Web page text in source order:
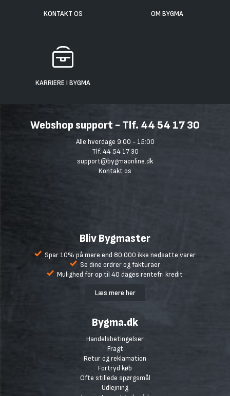
KONTAKT OS OM BYGMA
KARRIERE I BYGMA
Webshop support - Tlf. 44 54 17 30
Alle hverdage 9:00 - 15:00
Tlf. 44 54 17 30
support@bygmaonline.dk
Kontakt os
Bliv Bygmaster
Spar 10% på mere end 80.000 ikke nedsatte varer
Se dine ordrer og fakturaer
Mulighed for op til 40 dages rentefri kredit
Læs mere her
Bygma.dk
Handelsbetingelser
Fragt
Retur og reklamation
Fortryd køb
Ofte stillede spørgsmål
Udlejning